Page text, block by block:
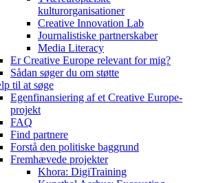
kulturorganisationer
Creative Innovation Lab
Journalistiske partnerskaber
Media Literacy
Er Creative Europe relevant for mig?
Sådan søger du om støtte
til at søge
Egenfinansiering af et Creative Europe-
projekt
FAQ
Find partnere
Forstå den politiske baggrund
Fremhævede projekter
Khora: DigiTraining